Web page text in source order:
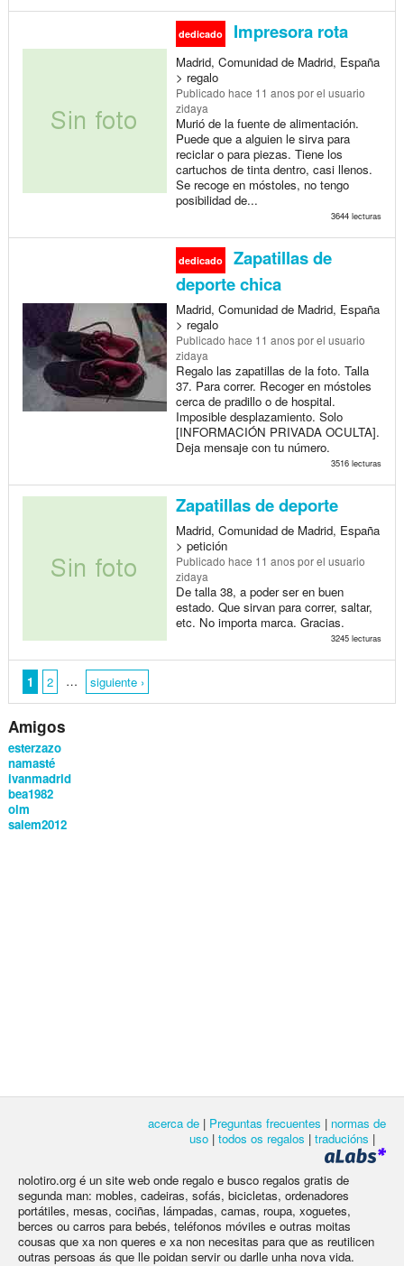
dedicado Impresora rota
Madrid, Comunidad de Madrid, España
> regalo
Publicado hace 11 anospor el usuario
zidaya
Murió de la fuente de alimentación.
Puede que a alguien le sirva para
reciclar o para piezas. Tiene los
cartuchos de tinta dentro, casi llenos.
Se recoge en móstoles, no tengo
posibilidad de...
3644 lecturas
dedicado
Zapatillas de
deporte chica
Madrid, Comunidad de Madrid, España
> regalo
Publicado hace 11 anospor el usuario
zidaya
Regalo las zapatillas de la foto. Talla
37. Para correr. Recoger en móstoles
cerca de pradillo o de hospital.
Imposible desplazamiento. Solo
[INFORMACIÓN PRIVADA OCULTA].
Deja mensaje con tu número.
3516 lecturas
Zapatillas de deporte
Madrid, Comunidad de Madrid, España
> petición
Publicado hace 11 anospor el usuario
zidaya
De talla 38, a poder ser en buen
estado. Que sirvan para correr, saltar,
etc. No importa marca. Gracias.
3245 lecturas
1 2 … siguiente ›
Amigos
esterzazo
namasté
ivanmadrid
bea1982
olm
salem2012
acerca de | Preguntas frecuentes | normas de
uso | todos os regalos | traducións |
nolotiro.org é un site web onde regalo e busco regalos gratis de
segunda man: mobles, cadeiras, sofás, bicicletas, ordenadores
portátiles, mesas, cociñas, lámpadas, camas, roupa, xoguetes,
berces ou carros para bebés, teléfonos móviles e outras moitas
cousas que xa non queres e xa non necesitas para que as reutilicen
outras persoas ás que lle poidan servir ou darlle unha nova vida.